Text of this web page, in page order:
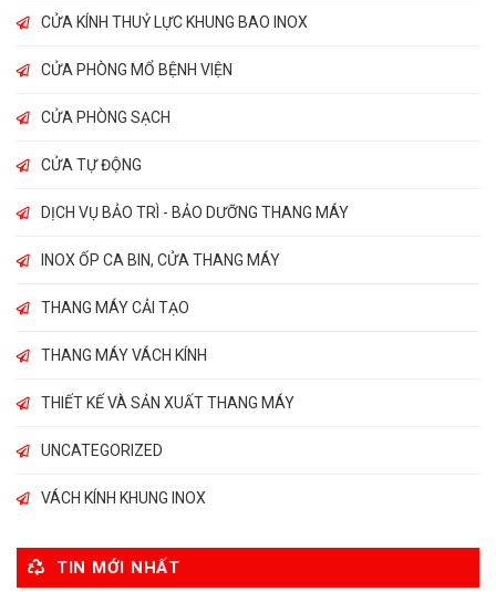
CỬA KÍNH THUỶ LỰC KHUNG BAO INOX
CỬA PHÒNG MỔ BỆNH VIỆN
CỬA PHÒNG SẠCH
CỬA TỰ ĐỘNG
DỊCH VỤ BẢO TRÌ - BẢO DƯỠNG THANG MÁY
INOX ỐP CA BIN, CỬA THANG MÁY
THANG MÁY CẢI TẠO
THANG MÁY VÁCH KÍNH
THIẾT KẾ VÀ SẢN XUẤT THANG MÁY
UNCATEGORIZED
VÁCH KÍNH KHUNG INOX
TIN MỚI NHẤT